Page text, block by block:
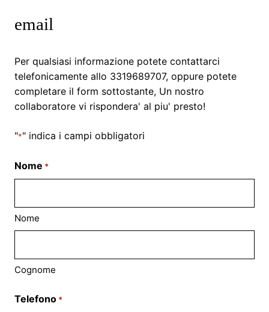
email
Per qualsiasi informazione potete contattarci
telefonicamente allo 3319689707, oppure potete
completare il form sottostante, Un nostro
collaboratore vi rispondera' al piu' presto!
"*" indica i campi obbligatori
Nome *
Nome
Cognome
Telefono *